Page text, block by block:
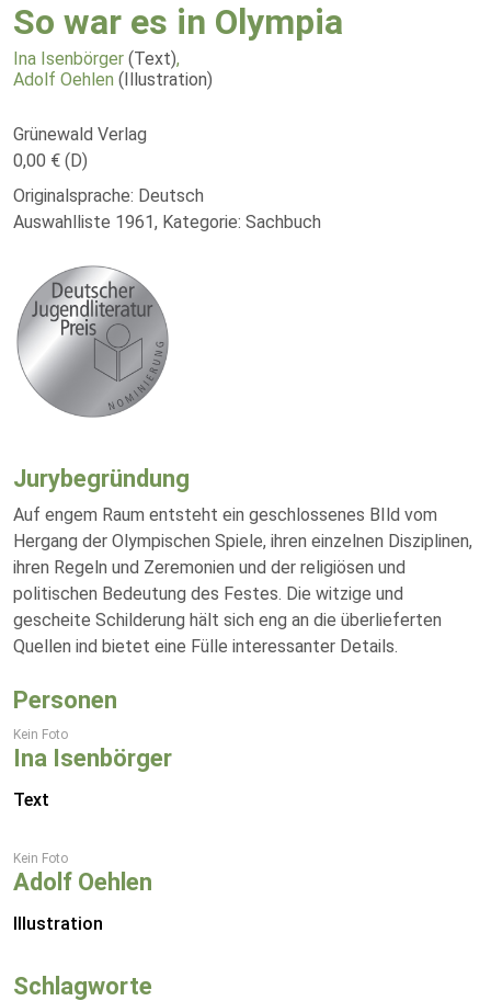
So war es in Olympia
Ina Isenbörger (Text),
Adolf Oehlen (Illustration)
Grünewald Verlag
0,00 € (D)
Originalsprache: Deutsch
Auswahlliste 1961, Kategorie: Sachbuch
Jurybegründung
Auf engem Raum entsteht ein geschlossenes BIld vom
Hergang der Olympischen Spiele, ihren einzelnen Disziplinen,
ihren Regeln und Zeremonien und der religiösen und
politischen Bedeutung des Festes. Die witzige und
gescheite Schilderung hält sich eng an die überlieferten
Quellen ind bietet eine Fülle interessanter Details.
Personen
Kein Foto
Ina Isenbörger
Text
Kein Foto
Adolf Oehlen
Illustration
Schlagworte